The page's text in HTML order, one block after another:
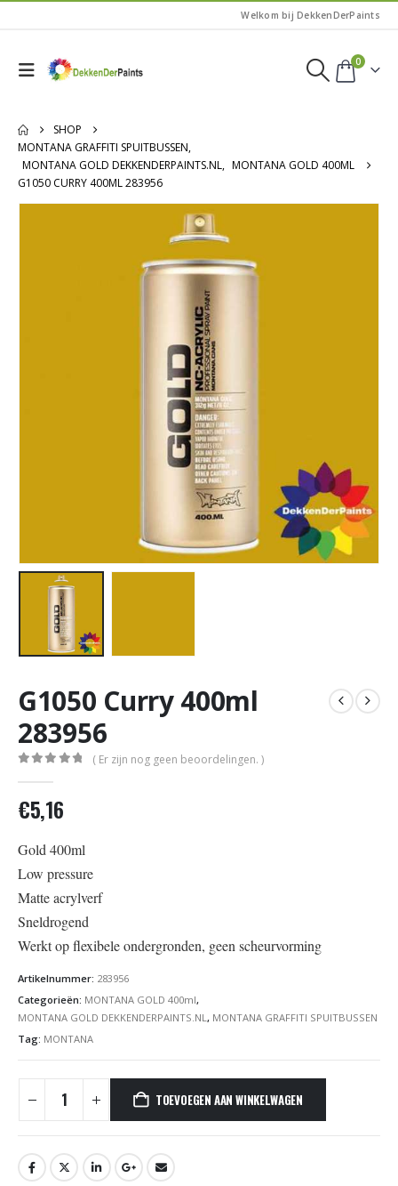
Welkom bij DekkenDerPaints
0
SHOP
MONTANA GRAFFITI SPUITBUSSEN,
MONTANA GOLD DEKKENDERPAINTS.NL, MONTANA GOLD 400ML
G1050 CURRY 400ML 283956
G1050 Curry 400ml
283956
( Er zijn nog geen beoordelingen. )
€5,16
Gold 400ml
Low pressure
Matte acrylverf
Sneldrogend
Werkt op flexibele ondergronden, geen scheurvorming
Artikelnummer: 283956
Categorieën: MONTANA GOLD 400ml,
MONTANA GOLD DEKKENDERPAINTS.NL , MONTANA GRAFFITI SPUITBUSSEN
Tag: MONTANA
TOEVOEGEN AAN WINKELWAGEN